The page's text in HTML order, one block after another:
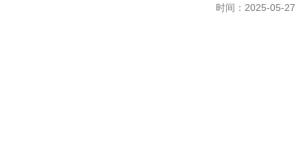
时间：2025-05-27